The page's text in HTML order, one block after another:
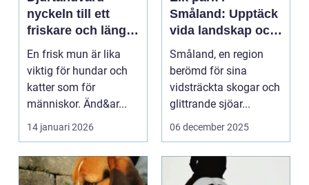
nyckeln till ett
friskare och längre
liv för hund och
katt
En frisk mun är lika
viktig för hundar och
katter som för
människor. Änd&ar...
14 januari 2026
Småland: Upptäck
vida landskap och
majestätiska älgar
Småland, en region
berömd för sina
vidsträckta skogar och
glittrande sjöar...
06 december 2025